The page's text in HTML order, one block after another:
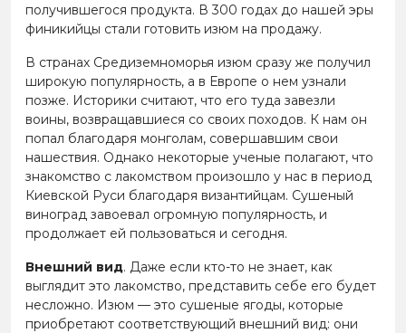
получившегося продукта. В 300 годах до нашей эры
финикийцы стали готовить изюм на продажу.
В странах Средиземноморья изюм сразу же получил
широкую популярность, а в Европе о нем узнали
позже. Историки считают, что его туда завезли
воины, возвращавшиеся со своих походов. К нам он
попал благодаря монголам, совершавшим свои
нашествия. Однако некоторые ученые полагают, что
знакомство с лакомством произошло у нас в период
Киевской Руси благодаря византийцам. Сушеный
виноград завоевал огромную популярность, и
продолжает ей пользоваться и сегодня.
Внешний вид. Даже если кто-то не знает, как
выглядит это лакомство, представить себе его будет
несложно. Изюм — это сушеные ягоды, которые
приобретают соответствующий внешний вид: они